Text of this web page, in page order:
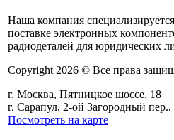
Наша компания
поставке электронных
радиодеталей для юридических
Copyright 2026 © Все права
г. Москва, Пятницкое шоссе, 18
г. Сарапул, 2-ой Загородный пер.,
Посмотреть на карте